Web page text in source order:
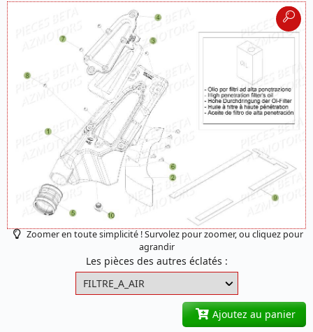
Zoomer en toute simplicité ! Survolez pour zoomer, ou cliquez pour
agrandir
Les pièces des autres éclatés :
Ajoutez au panier